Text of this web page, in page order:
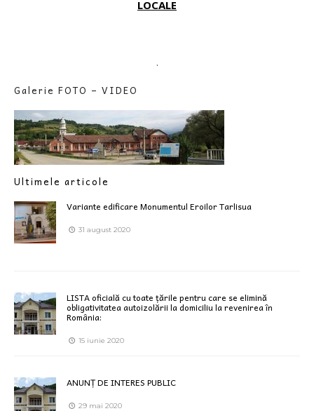
LOCALE
.
Galerie FOTO – VIDEO
Ultimele articole
Variante edificare Monumentul Eroilor Tarlisua
31 august 2020
LISTA oficială cu toate țările pentru care se elimină
obligativitatea autoizolării la domiciliu la revenirea în
România:
15 iunie 2020
ANUNȚ DE INTERES PUBLIC
29 mai 2020